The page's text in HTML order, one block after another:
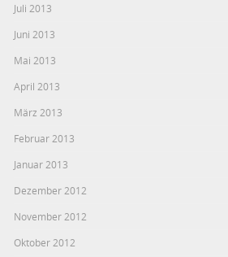
Juli 2013
Juni 2013
Mai 2013
April 2013
März 2013
Februar 2013
Januar 2013
Dezember 2012
November 2012
Oktober 2012